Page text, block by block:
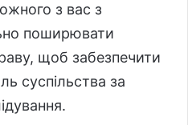
з вас з
поширювати
щоб забезпечити
суспільства за